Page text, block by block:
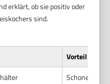
erklärt, ob sie positiv oder
sind.
Vorteil für
Schonende